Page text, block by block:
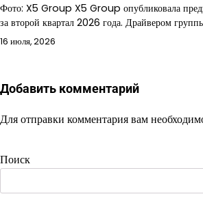
Фото: X5 Group X5 Group опубликовала
за второй квартал 2026 года. Драйвером
16 июля, 2026
Добавить комментарий
Для отправки комментария вам
Поиск